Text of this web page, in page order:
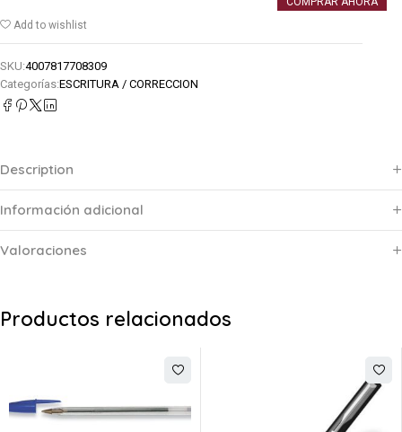
Add to wishlist
SKU:4007817708309
Categorías:ESCRITURA / CORRECCION
Description
Información adicional
Valoraciones
Productos relacionados